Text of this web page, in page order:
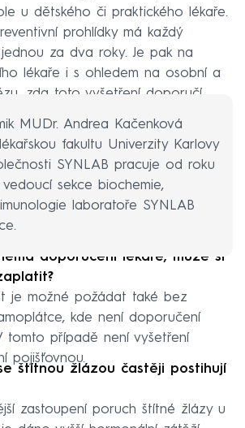
u dětského či praktického lékaře.
prohlídky má každý
za dva roky. Je pak na
lékaře i s ohledem na osobní a
zda toto vyšetření doporučí.
MUDr. Andrea Kačenková
fakultu Univerzity Karlovy
SYNLAB pracuje od roku
sekce biochemie,
laboratoře SYNLAB
doporučení lékaře, může si
je možné požádat také bez
kde není doporučení
tomto případě není vyšetření
pojišťovnou.
štítnou žlázou častěji postihují
zastoupení poruch štítné žlázy u